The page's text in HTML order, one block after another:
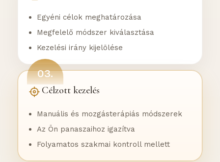
Egyéni célok meghatározása
Megfelelő módszer kiválasztása
Kezelési irány kijelölése
03.
Célzott kezelés
Manuális és mozgásterápiás módszerek
Az Ön panaszaihoz igazítva
Folyamatos szakmai kontroll mellett